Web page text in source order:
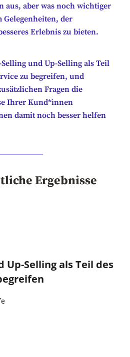
aus, aber was noch wichtiger
Gelegenheiten, der
Erlebnis zu bieten.
und Up-Selling als Teil
zu begreifen, und
Fragen die
Ihrer Kund*ìnnen
damit noch besser helfen
Ergebnisse
Up-Selling als Teil des